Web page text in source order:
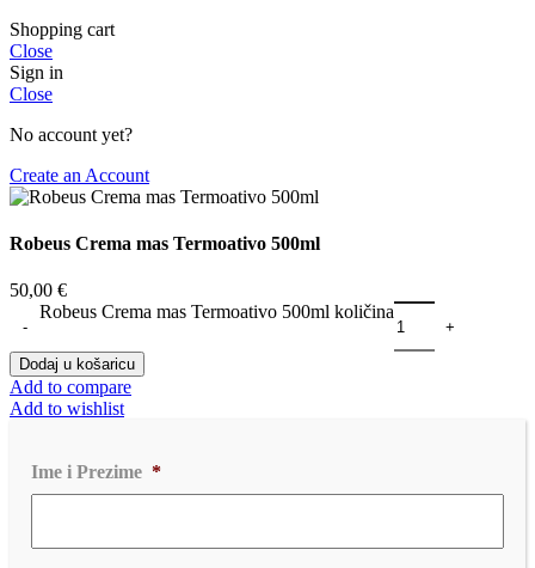
Shopping cart
Close
Sign in
Close
No account yet?
Create an Account
Robeus Crema mas Termoativo 500ml
50,00 €
Robeus Crema mas Termoativo 500ml količina
Dodaj u košaricu
Add to compare
Add to wishlist
Ime i Prezime *